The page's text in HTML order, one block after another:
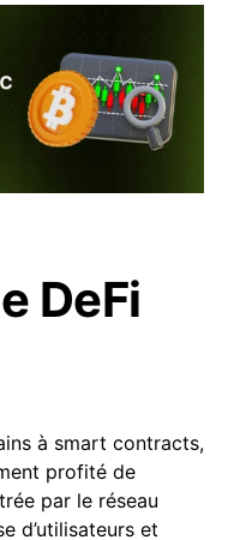
DeFi
à smart contracts,
profité de
par le réseau
d’utilisateurs et